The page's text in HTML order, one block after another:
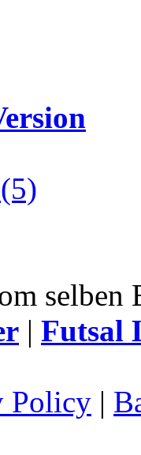
| Futsal
Policy |